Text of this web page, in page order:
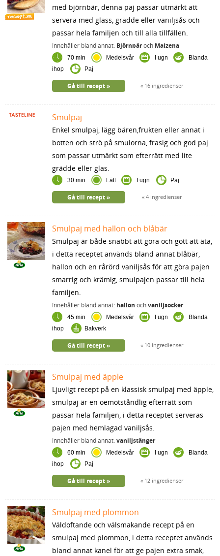
med björnbär, denna paj passar utmärkt att
servera med glass, grädde eller vaniljsås och
passar hela familjen och till alla tillfällen.
Innehåller bland annat: Björnbäroch Maizena
70 min Medelsvår I ugn
Blanda
ihop
Paj
16 ingredienser
Gå till recept
Smulpaj
Enkel smulpaj, lägg bären,frukten eller annat i
botten och strö på smulorna, frasig och god paj
som passar utmärkt som efterrätt med lite
grädde eller glas.
30 min Lätt I ugn Paj
4 ingredienser
Gå till recept
Smulpaj med hallon och blåbär
Smulpaj är både snabbt att göra och gott att äta,
i detta receptet används bland annat blåbär,
hallon och en rårörd vaniljsås för att göra pajen
smarrig och krämig, smulpajen passar till hela
familjen.
Innehåller bland annat: hallon ochvaniljsocker
45 min Medelsvår I ugn
Blanda
ihop
Bakverk
10 ingredienser
Gå till recept
Smulpaj med äpple
Ljuvligt recept på en klassisk smulpaj med äpple,
smulpaj är en oemotståndlig efterrätt som
passar hela familjen, i detta receptet serveras
pajen med hemlagad vaniljsås.
Innehåller bland annat:vaniljstänger
60 min Medelsvår I ugn
Blanda
ihop
Paj
12 ingredienser
Gå till recept
Smulpaj med plommon
Väldoftande och välsmakande recept på en
smulpaj med plommon, i detta receptet används
bland annat kanel för att ge pajen extra smak,